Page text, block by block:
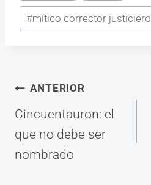
#mítico corrector justiciero
Navegación
de
entradas
ANTERIOR
Cincuentauron: el
que no debe ser
nombrado